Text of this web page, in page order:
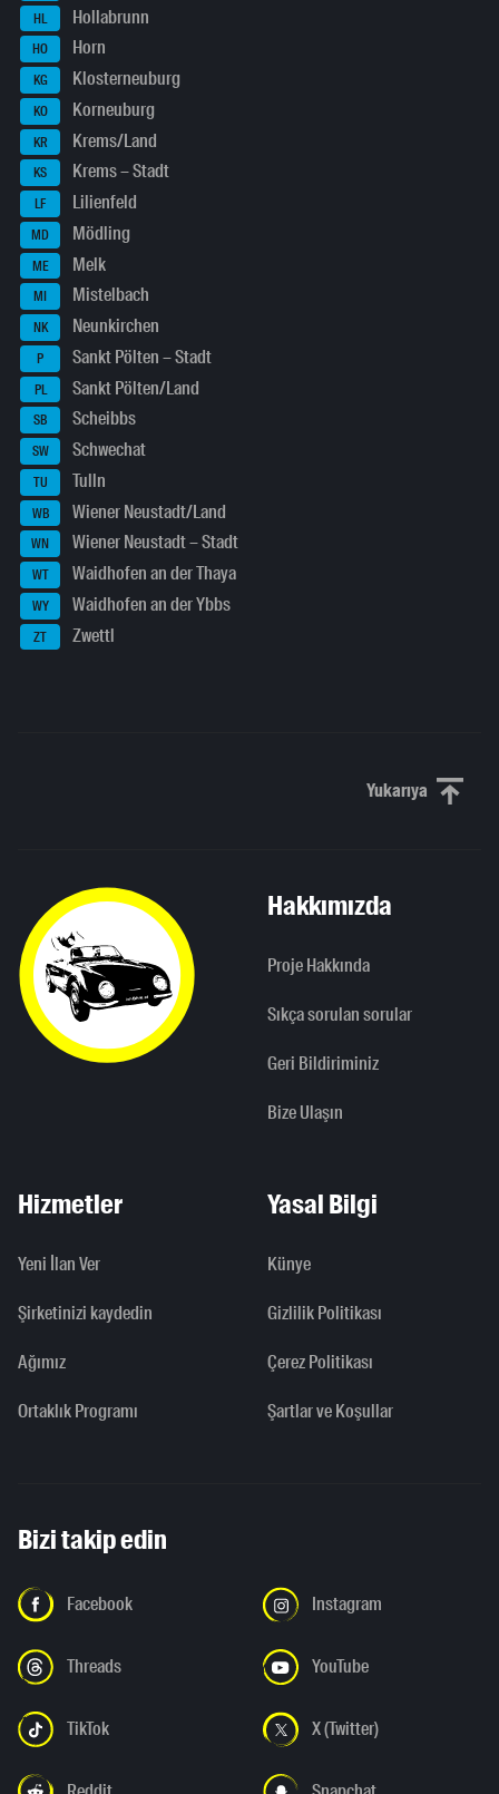
HL Hollabrunn
HO Horn
KG Klosterneuburg
KO Korneuburg
KR Krems/Land
KS Krems – Stadt
LF Lilienfeld
MD Mödling
ME Melk
MI Mistelbach
NK Neunkirchen
P Sankt Pölten – Stadt
PL Sankt Pölten/Land
SB Scheibbs
SW Schwechat
TU Tulln
WB Wiener Neustadt/Land
WN Wiener Neustadt – Stadt
WT Waidhofen an der Thaya
WY Waidhofen an der Ybbs
ZT Zwettl
YukarıyaYukarı
Hakkımızda
Proje Hakkında
Sıkça sorulan sorular
Geri Bildiriminiz
Bize Ulaşın
Hizmetler
Yeni İlan Ver
Şirketinizi kaydedin
Ağımız
Ortaklık Programı
Yasal Bilgi
Künye
Gizlilik Politikası
Çerez Politikası
Şartlar ve Koşullar
Bizi takip edin
Facebook Instagram
Threads YouTube
TikTok X (Twitter)